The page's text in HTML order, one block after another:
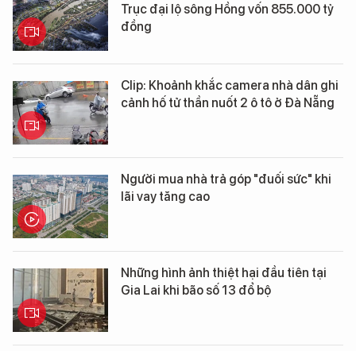
Trục đại lộ sông Hồng vốn 855.000 tỷ
đồng
Clip: Khoảnh khắc camera nhà dân ghi
cảnh hố tử thần nuốt 2 ô tô ở Đà Nẵng
Người mua nhà trả góp "đuối sức" khi
lãi vay tăng cao
Những hình ảnh thiệt hại đầu tiên tại
Gia Lai khi bão số 13 đổ bộ